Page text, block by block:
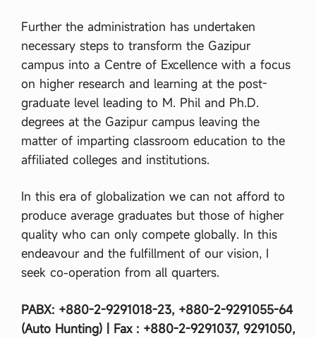
Further the administration has undertaken
necessary steps to transform the Gazipur
campus into a Centre of Excellence with a focus
on higher research and learning at the post-
graduate level leading to M. Phil and Ph.D.
degrees at the Gazipur campus leaving the
matter of imparting classroom education to the
affiliated colleges and institutions.
In this era of globalization we can not afford to
produce average graduates but those of higher
quality who can only compete globally. In this
endeavour and the fulfillment of our vision, I
seek co-operation from all quarters.
PABX: +880-2-9291018-23, +880-2-9291055-64
(Auto Hunting) | Fax : +880-2-9291037, 9291050,